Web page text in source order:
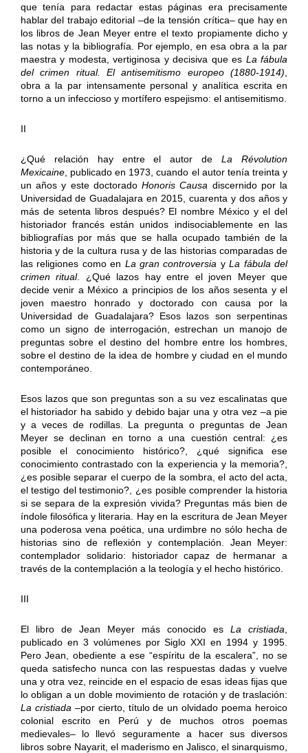
que tenía para redactar estas páginas era precisamente
hablar del trabajo editorial –de la tensión crítica– que hay en
los libros de Jean Meyer entre el texto propiamente dicho y
las notas y la bibliografía. Por ejemplo, en esa obra a la par
maestra y modesta, vertiginosa y decisiva que es La fábula
del crimen ritual. El antisemitismo europeo (1880-1914)
obra a la par intensamente personal y analítica escrita en
torno a un infeccioso y mortífero espejismo: el antisemitismo.
II
¿Qué relación hay entre el autor deLa Révolution
Mexicaine, publicado en 1973, cuando el autor tenía treinta y
un años y este doctoradoHonoris Causa discernido por la
Universidad de Guadalajara en 2015, cuarenta y dos años y
más de setenta libros después? El nombre México y el del
historiador francés están unidos indisociablemente en las
bibliografías por más que se halla ocupado también de la
historia y de la cultura rusa y de las historias comparadas de
las religiones como en La gran controversia yLa fábula del
crimen ritual. ¿Qué lazos hay entre el joven Meyer que
decide venir a México a principios de los años sesenta y el
joven maestro honrado y doctorado con causa por la
Universidad de Guadalajara? Esos lazos son serpentinas
como un signo de interrogación, estrechan un manojo de
preguntas sobre el destino del hombre entre los hombres,
sobre el destino de la idea de hombre y ciudad en el mundo
contemporáneo.
Esos lazos que son preguntas son a su vez escalinatas que
el historiador ha sabido y debido bajar una y otra vez –a pie
y a veces de rodillas. La pregunta o preguntas de Jean
Meyer se declinan en torno a una cuestión central: ¿es
posible el conocimiento histórico?, ¿qué significa ese
conocimiento contrastado con la experiencia y la memoria?,
¿es posible separar el cuerpo de la sombra, el acto del acta,
el testigo del testimonio?, ¿es posible comprender la historia
si se separa de la expresión vivida? Preguntas más bien de
índole filosófica y literaria. Hay en la escritura de Jean Meyer
una poderosa vena poética, una urdimbre no sólo hecha de
historias sino de reflexión y contemplación. Jean Meyer:
contemplador solidario: historiador capaz de hermanar a
través de la contemplación a la teología y el hecho histórico.
III
El libro de Jean Meyer más conocido esLa cristiada
publicado en 3 volúmenes por Siglo XXI en 1994 y 1995.
Pero Jean, obediente a ese “espíritu de la escalera”, no se
queda satisfecho nunca con las respuestas dadas y vuelve
una y otra vez, reincide en el espacio de esas ideas fijas que
lo obligan a un doble movimiento de rotación y de traslación:
La cristiada –por cierto, título de un olvidado poema heroico
colonial escrito en Perú y de muchos otros poemas
medievales– lo llevó seguramente a hacer sus diversos
libros sobre Nayarit, el maderismo en Jalisco, el sinarquismo,